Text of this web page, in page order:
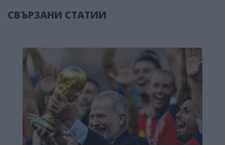
СВЪРЗАНИ СТАТИИ